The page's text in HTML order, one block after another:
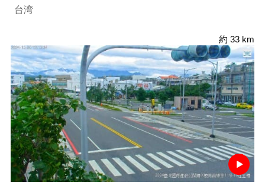
台湾
約 33 km